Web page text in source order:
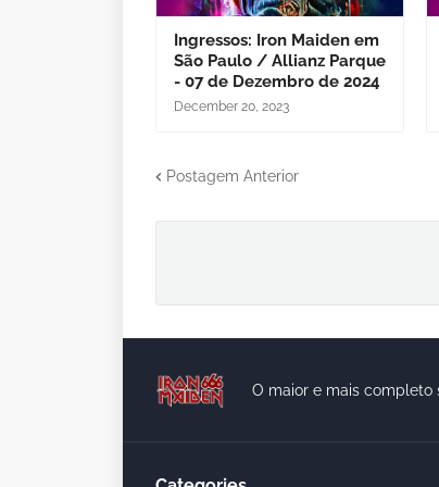
Ingressos: Iron Maiden em
São Paulo / Allianz Parque
- 07 de Dezembro de 2024
December 20, 2023
Postagem Anterior
O maior e mais completo